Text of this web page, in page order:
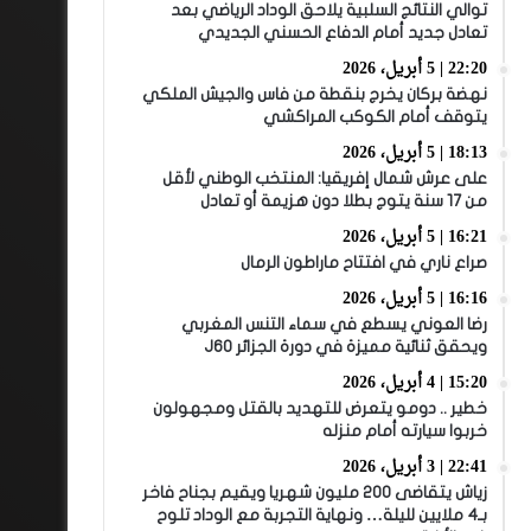
توالي النتائج السلبية يلاحق الوداد الرياضي بعد
تعادل جديد أمام الدفاع الحسني الجديدي
22:20 | 5 أبريل، 2026
نهضة بركان يخرج بنقطة من فاس والجيش الملكي
يتوقف أمام الكوكب المراكشي
18:13 | 5 أبريل، 2026
على عرش شمال إفريقيا: المنتخب الوطني لأقل
من 17 سنة يتوج بطلا دون هزيمة أو تعادل
16:21 | 5 أبريل، 2026
صراع ناري في افتتاح ماراطون الرمال
16:16 | 5 أبريل، 2026
رضا العوني يسطع في سماء التنس المغربي
ويحقق ثنائية مميزة في دورة الجزائر J60
15:20 | 4 أبريل، 2026
خطير .. دومو يتعرض للتهديد بالقتل ومجهولون
خربوا سيارته أمام منزله
22:41 | 3 أبريل، 2026
زياش يتقاضى 200 مليون شهريا ويقيم بجناح فاخر
بـ4 ملايين لليلة… ونهاية التجربة مع الوداد تلوح